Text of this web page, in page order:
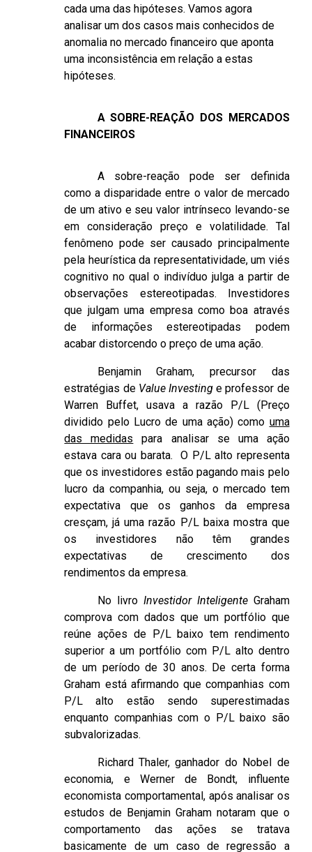
cada uma das hipóteses. Vamos agora
analisar um dos casos mais conhecidos de
anomalia no mercado financeiro que aponta
uma inconsistência em relação a estas
hipóteses.
A SOBRE-REAÇÃO DOS MERCADOS
FINANCEIROS
A sobre-reação pode ser definida
como a disparidade entre o valor de mercado
de um ativo e seu valor intrínseco levando-se
em consideração preço e volatilidade. Tal
fenômeno pode ser causado principalmente
pela heurística da representatividade, um viés
cognitivo no qual o indivíduo julga a partir de
observações estereotipadas. Investidores
que julgam uma empresa como boa através
de informações estereotipadas podem
acabar distorcendo o preço de uma ação.
Benjamin Graham, precursor das
estratégias de Value Investing e professor de
Warren Buffet, usava a razão P/L (Preço
dividido pelo Lucro de uma ação) como uma
das medidas para analisar se uma ação
estava cara ou barata. O P/L alto representa
que os investidores estão pagando mais pelo
lucro da companhia, ou seja, o mercado tem
expectativa que os ganhos da empresa
cresçam, já uma razão P/L baixa mostra que
os investidores não têm grandes
expectativas de crescimento dos
rendimentos da empresa.
No livro Investidor InteligenteGraham
comprova com dados que um portfólio que
reúne ações de P/L baixo tem rendimento
superior a um portfólio com P/L alto dentro
de um período de 30 anos. De certa forma
Graham está afirmando que companhias com
P/L alto estão sendo superestimadas
enquanto companhias com o P/L baixo são
subvalorizadas.
Richard Thaler, ganhador do Nobel de
economia, e Werner de Bondt, influente
economista comportamental, após analisar os
estudos de Benjamin Graham notaram que o
comportamento das ações se tratava
basicamente de um caso de regressão a